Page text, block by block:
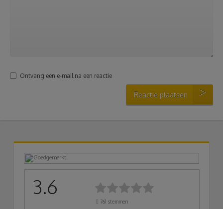
Korting
Ontvang een e-mail na een reactie
Reactie plaatsen
3.6
761 stemmen